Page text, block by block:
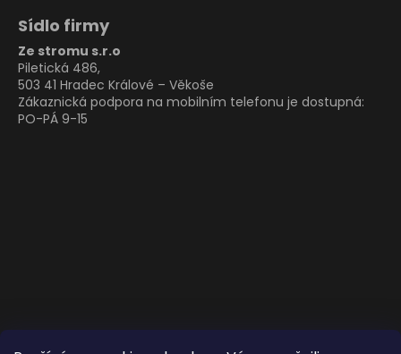
Sídlo firmy
Ze stromu s.r.o
Piletická 486,
503 41 Hradec Králové – Věkoše
Zákaznická podpora na mobilním telefonu je dostupná:
PO-PÁ 9-15